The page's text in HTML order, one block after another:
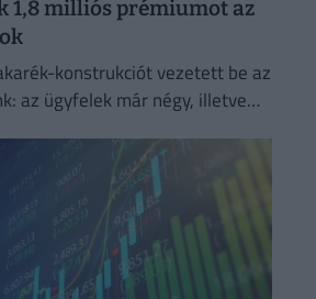
1,8 milliós prémiumot az
konstrukciót vezetett be az
az ügyfelek már négy, illetve